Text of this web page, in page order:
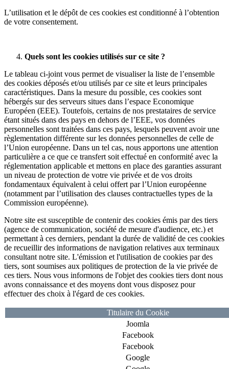
L’utilisation et le dépôt de ces cookies est conditionné à l’obtention
de votre consentement.
Quels sont les cookies utilisés sur ce site ?
Le tableau ci-joint vous permet de visualiser la liste de l’ensemble
des cookies déposés et/ou utilisés par ce site et leurs principales
caractéristiques. Dans la mesure du possible, ces cookies sont
hébergés sur des serveurs situes dans l’espace Economique
Européen (EEE). Toutefois, certains de nos prestataires de service
étant situés dans des pays en dehors de l’EEE, vos données
personnelles sont traitées dans ces pays, lesquels peuvent avoir une
règlementation différente sur les données personnelles de celle de
l’Union européenne. Dans un tel cas, nous apportons une attention
particulière a ce que ce transfert soit effectué en conformité avec la
réglementation applicable et mettons en place des garanties assurant
un niveau de protection de votre vie privée et de vos droits
fondamentaux équivalent à celui offert par l’Union européenne
(notamment par l’utilisation des clauses contractuelles types de la
Commission européenne).
Notre site est susceptible de contenir des cookies émis par des tiers
(agence de communication, société de mesure d'audience, etc.) et
permettant à ces derniers, pendant la durée de validité de ces cookies
de recueillir des informations de navigation relatives aux terminaux
consultant notre site. L'émission et l'utilisation de cookies par des
tiers, sont soumises aux politiques de protection de la vie privée de
ces tiers. Nous vous informons de l'objet des cookies tiers dont nous
avons connaissance et des moyens dont vous disposez pour
effectuer des choix à l'égard de ces cookies.
Titulaire du Cookie
Joomla
Facebook
Facebook
Google